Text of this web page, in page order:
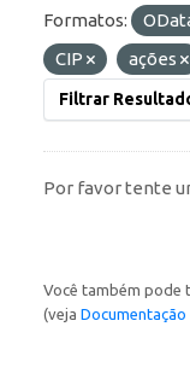
Formatos:
CIP
ações
Filtrar
Por favor tente
Você também pode
(veja Documentação